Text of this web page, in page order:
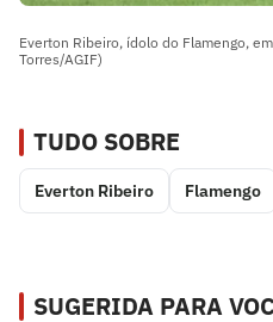
Everton Ribeiro, ídolo do Flamengo,
Torres/AGIF)
TUDO SOBRE
Everton Ribeiro Flamengo
SUGERIDA PARA